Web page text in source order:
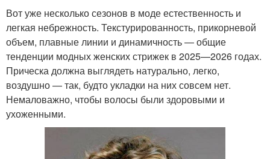
Вот уже несколько сезонов в моде естественность и
легкая небрежность. Текстурированность, прикорневой
объем, плавные линии и динамичность — общие
тенденции модных женских стрижек в 2025—2026 годах.
Прическа должна выглядеть натурально, легко,
воздушно — так, будто укладки на них совсем нет.
Немаловажно, чтобы волосы были здоровыми и
ухоженными.